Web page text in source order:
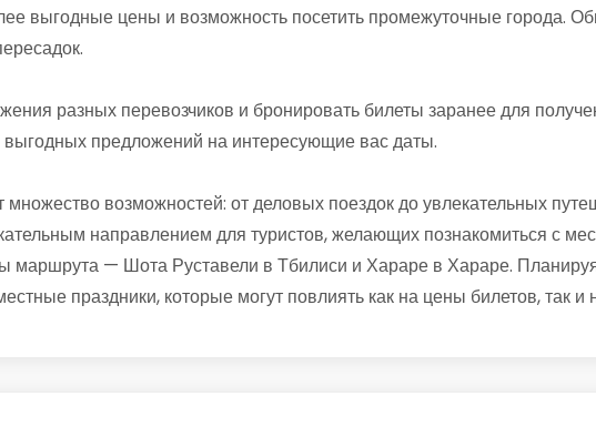
выгодные цены и возможность посетить промежуточные города.
разных перевозчиков и бронировать билеты заранее для
предложений на интересующие вас даты.
возможностей: от деловых поездок до увлекательных
направлением для туристов, желающих познакомиться с
маршрута — Шота Руставели в Тбилиси и Хараре в Хараре. Планируя
праздники, которые могут повлиять как на цены билетов, так